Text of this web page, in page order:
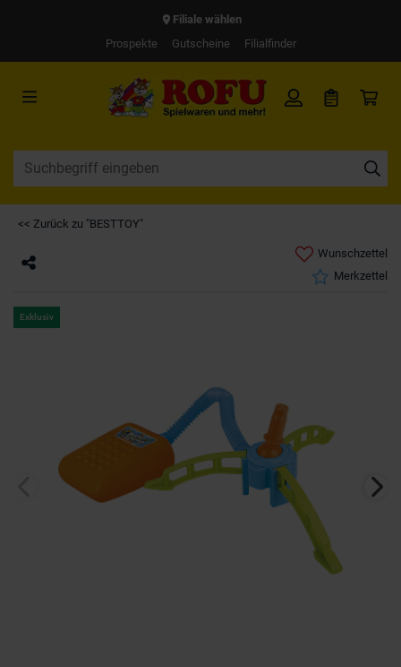
Filiale wählen
Prospekte
Gutscheine Filialfinder
<< Zurück zu "BESTTOY"
Wunschzettel
Merkzettel
Exklusiv